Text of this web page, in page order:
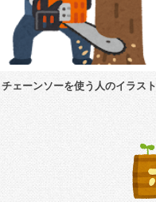
チェーンソーを使う人のイラスト